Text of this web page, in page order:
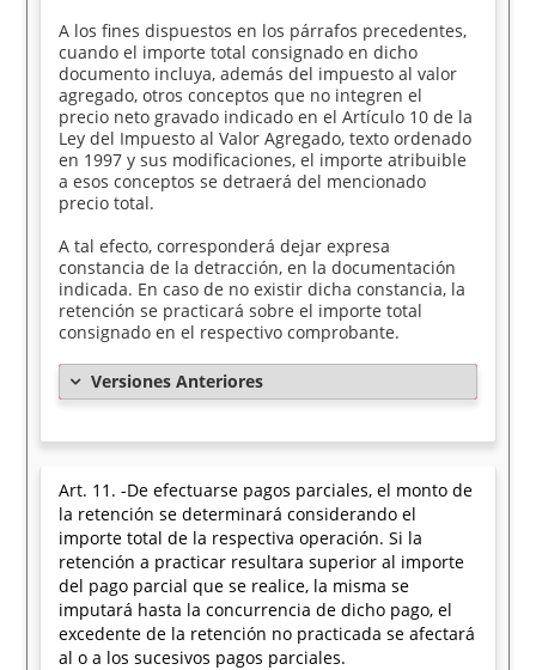
A los fines dispuestos en los párrafos precedentes,
cuando el importe total consignado en dicho
documento incluya, además del impuesto al valor
agregado, otros conceptos que no integren el
precio neto gravado indicado en el Artículo 10 de la
Ley del Impuesto al Valor Agregado, texto ordenado
en 1997 y sus modificaciones, el importe atribuible
a esos conceptos se detraerá del mencionado
precio total.
A tal efecto, corresponderá dejar expresa
constancia de la detracción, en la documentación
indicada. En caso de no existir dicha constancia, la
retención se practicará sobre el importe total
consignado en el respectivo comprobante.
Versiones Anteriores
Art. 11. -De efectuarse pagos parciales, el monto de
la retención se determinará considerando el
importe total de la respectiva operación. Si la
retención a practicar resultara superior al importe
del pago parcial que se realice, la misma se
imputará hasta la concurrencia de dicho pago, el
excedente de la retención no practicada se afectará
al o a los sucesivos pagos parciales.